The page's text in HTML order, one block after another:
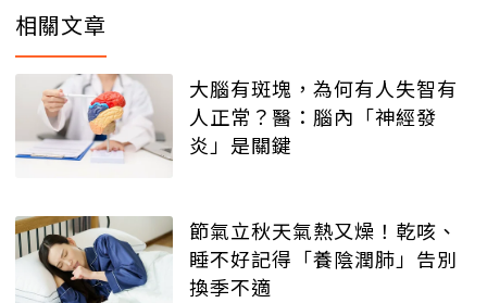
相關文章
大腦有斑塊，為何有人失智有
人正常？醫：腦內「神經發
炎」是關鍵
節氣立秋天氣熱又燥！乾咳、
睡不好記得「養陰潤肺」告別
換季不適